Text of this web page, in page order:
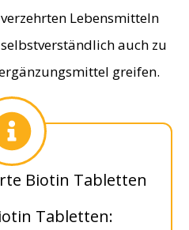
Lebensmitteln
auch zu
greifen.
Biotin Tabletten
Tabletten: